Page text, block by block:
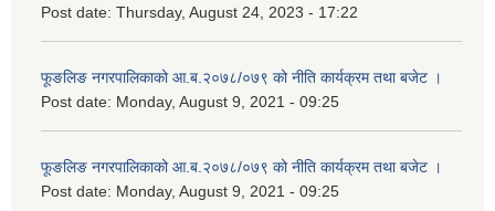
Post date: Thursday, August 24, 2023 - 17:22
फूङलिङ नगरपालिकाको आ.ब.२०७८/०७९ को नीति कार्यक्रम तथा बजेट ।
Post date: Monday, August 9, 2021 - 09:25
फूङलिङ नगरपालिकाको आ.ब.२०७८/०७९ को नीति कार्यक्रम तथा बजेट ।
Post date: Monday, August 9, 2021 - 09:25